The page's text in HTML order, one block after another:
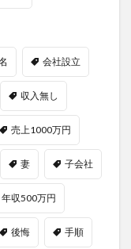
会社設立
収入無し
売上1000万円
妻 子会社
年収500万円
後悔 手順